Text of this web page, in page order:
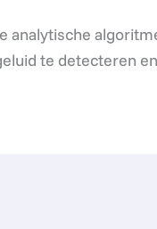
analytische
te detecteren